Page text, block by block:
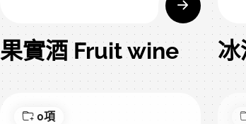
果實酒 Fruit wine
0項